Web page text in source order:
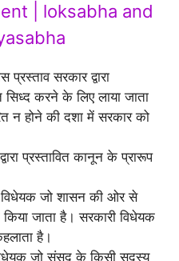
| loksabha and
प्रस्ताव सरकार द्वारा
करने के लिए लाया जाता
न होने की दशा में सरकार को
प्रस्तावित कानून के प्रारूप
विधेयक जो शासन की ओर से
किया जाता है। सरकारी विधेयक
है।
जो संसद के किसी सदस्य